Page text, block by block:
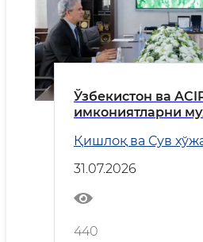
Ўзбекистон ва
имкониятларни
Қишлоқ ва Сув
31.07.2026
440